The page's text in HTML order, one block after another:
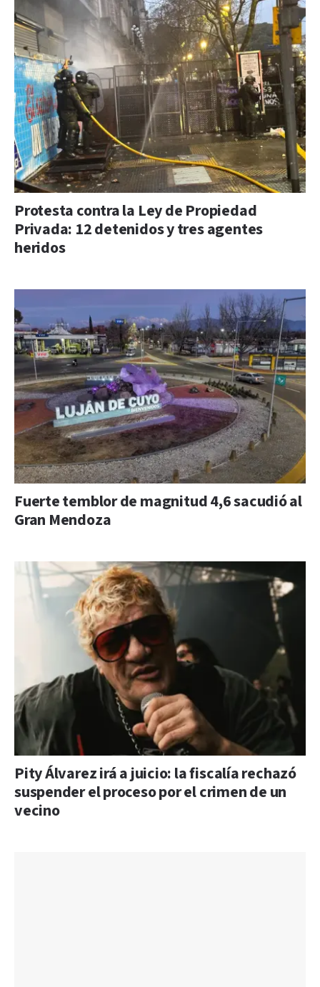
Protesta contra la Ley de Propiedad
Privada: 12 detenidos y tres agentes
heridos
Fuerte temblor de magnitud 4,6 sacudió al
Gran Mendoza
Pity Álvarez irá a juicio: la fiscalía rechazó
suspender el proceso por el crimen de un
vecino